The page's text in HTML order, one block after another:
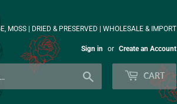
MOSS | DRIED & PRESERVED | WHOLESALE & IMPORT
Sign in or Create an Account
CART